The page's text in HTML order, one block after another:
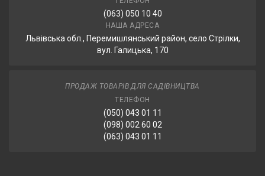
(063) 050 10 40
НАША АДРЕСА
Львівська обл., Перемишлянський район, село Стрілки,
вул. Галицька, 170
ПРОДАЖ ТОВАРІВ ДЛЯ САДІВНИЦТВА
ТЕЛЕФОН
(050) 043 01 11
(098) 002 60 02
(063) 043 01 11